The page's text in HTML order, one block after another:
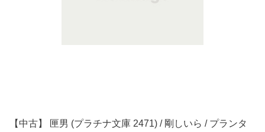
【中古】 匣男 (プラチナ文庫 2471) / 剛しいら / プランタ